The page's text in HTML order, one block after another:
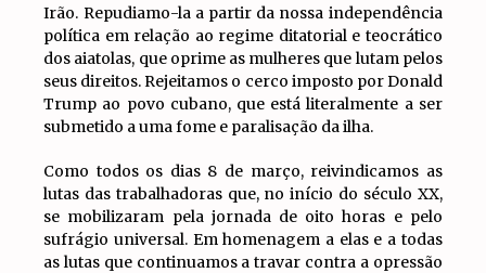
Irão. Repudiamo-la a partir da nossa independência
política em relação ao regime ditatorial e teocrático
dos aiatolas, que oprime as mulheres que lutam pelos
seus direitos. Rejeitamos o cerco imposto por Donald
Trump ao povo cubano, que está literalmente a ser
submetido a uma fome e paralisação da ilha.
Como todos os dias 8 de março, reivindicamos as
lutas das trabalhadoras que, no início do século XX,
se mobilizaram pela jornada de oito horas e pelo
sufrágio universal. Em homenagem a elas e a todas
as lutas que continuamos a travar contra a opressão